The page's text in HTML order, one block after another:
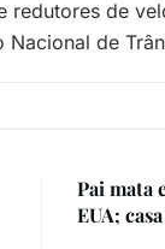
de
de
Pai mata
EUA;